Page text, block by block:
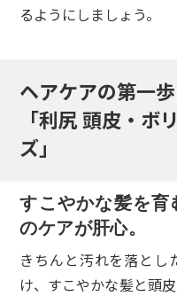
るようにしましょう。
ヘアケアの第一
「利尻 頭皮・ボ
ズ」
すこやかな髪を育
のケアが肝心。
きちんと汚れを落とし
け、すこやかな髪と頭